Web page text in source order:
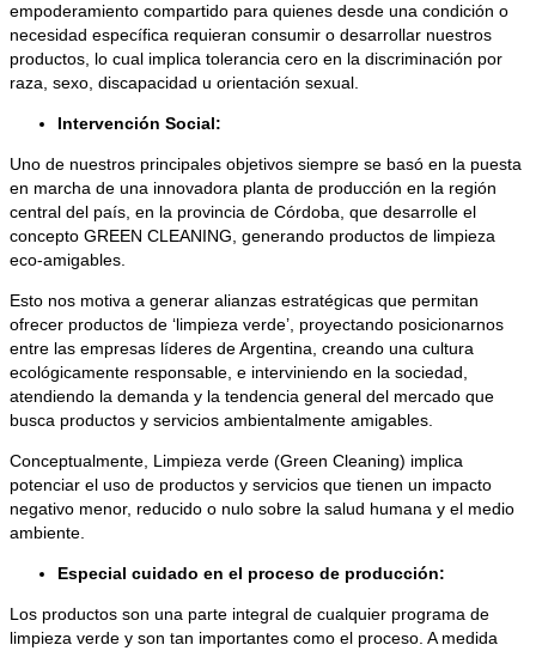
empoderamiento compartido para quienes desde una condición o
necesidad específica requieran consumir o desarrollar nuestros
productos, lo cual implica tolerancia cero en la discriminación por
raza, sexo, discapacidad u orientación sexual.
Intervención Social:
Uno de nuestros principales objetivos siempre se basó en la puesta
en marcha de una innovadora planta de producción en la región
central del país, en la provincia de Córdoba, que desarrolle el
concepto GREEN CLEANING, generando productos de limpieza
eco-amigables.
Esto nos motiva a generar alianzas estratégicas que permitan
ofrecer productos de ‘limpieza verde’, proyectando posicionarnos
entre las empresas líderes de Argentina, creando una cultura
ecológicamente responsable, e interviniendo en la sociedad,
atendiendo la demanda y la tendencia general del mercado que
busca productos y servicios ambientalmente amigables.
Conceptualmente, Limpieza verde (Green Cleaning) implica
potenciar el uso de productos y servicios que tienen un impacto
negativo menor, reducido o nulo sobre la salud humana y el medio
ambiente.
Especial cuidado en el proceso de producción:
Los productos son una parte integral de cualquier programa de
limpieza verde y son tan importantes como el proceso. A medida